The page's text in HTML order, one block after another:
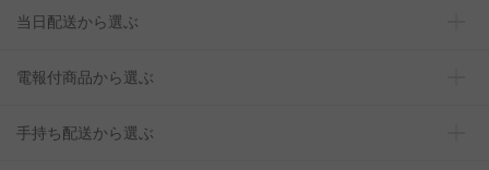
当日配送から選ぶ
電報付商品から選ぶ
手持ち配送から選ぶ